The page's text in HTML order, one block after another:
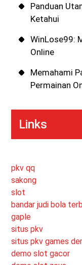
Panduan
Ketahui
WinLose99:
Online
Memahami
Permainan
Links
pkv qq
sakong
slot
bandar judi bola
gaple
situs pkv
situs pkv games
demo slot gacor